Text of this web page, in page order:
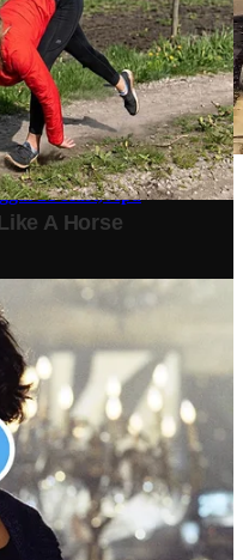
21 Hari, Apa
yang Memancarkan
Coffee: Persaingan